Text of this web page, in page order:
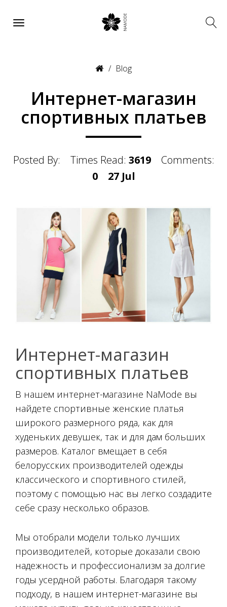
Blog
Интернет-магазин
спортивных платьев
Posted By: Times Read: 3619
Comments:
0
27 Jul
Интернет-магазин
спортивных платьев
В нашем интернет-магазине NaMode вы
найдете спортивные женские платья
широкого размерного ряда, как для
худеньких девушек, так и для дам больших
размеров. Каталог вмещает в себя
белорусских производителей одежды
классического и спортивного стилей,
поэтому с помощью нас вы легко создадите
себе сразу несколько образов.
Мы отобрали модели только лучших
производителей, которые доказали свою
надежность и профессионализм за долгие
годы усердной работы. Благодаря такому
подходу, в нашем интернет-магазине вы